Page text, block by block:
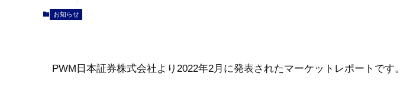
お知らせ
PWM日本証券株式会社より2022年2月に発表されたマーケットレポートです。